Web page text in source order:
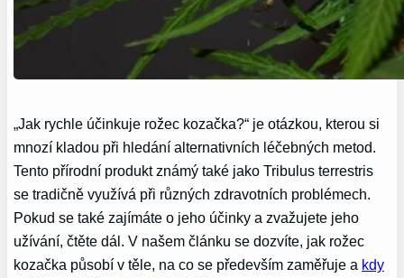
„Jak rychle účinkuje rožec kozačka?“ je otázkou, kterou si
mnozí kladou při hledání alternativních léčebných metod.
Tento přírodní produkt známý také jako Tribulus terrestris
se tradičně využívá při různých zdravotních problémech.
Pokud se také zajímáte o jeho účinky a zvažujete jeho
užívání, čtěte dál. V našem článku se dozvíte, jak rožec
kozačka působí v těle, na co se především zaměřuje a kdy